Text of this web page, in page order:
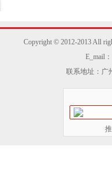
Copyright © 2012-2013 All
E_mail
联系地址：广